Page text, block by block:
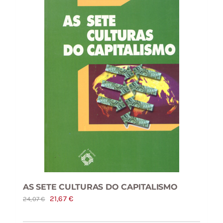
AS SETE CULTURAS DO CAPITALISMO
24,07€
O
21,67€O